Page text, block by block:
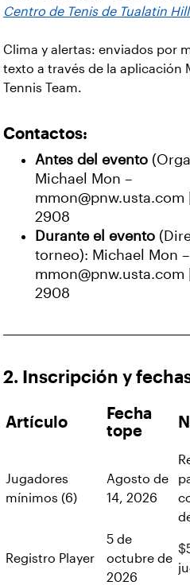
Centro de Tenis de Tualatin
Clima y alertas: enviados por
texto a través de la aplicación
Tennis Team.
Contactos:
Antes del evento
Michael Mon –
mmon@pnw.usta.com
2908
Durante el evento
torneo): Michael Mon –
mmon@pnw.usta.com
2908
2. Inscripción y
Artículo
Fecha
tope
Jugadores
mínimos (6)
Agosto de
14, 2026
Registro Player
5 de
octubre de
2026